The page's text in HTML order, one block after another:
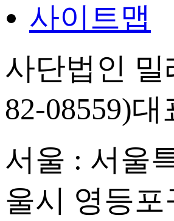
사이트맵
사단법인
82-08559)대
서울 : 서울
울시 영등